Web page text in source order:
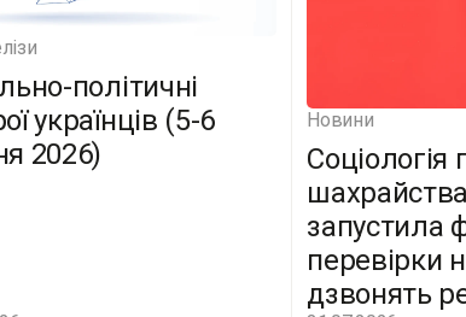
політичні
українців (5-6
2026)
Новини
Соціологія
запустила
перевірки
дзвонять